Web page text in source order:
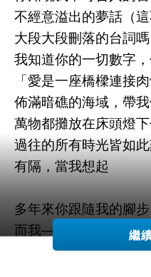
不經意溢出的夢話（
大段大段刪落的台詞嗎
我知道你的一切數字
「愛是一座橋樑連接
佈滿暗礁的海域，帶
萬物都攤放在床頭燈
過往的所有時光皆如
有隔，當我想起
多年來你跟隨我的腳步
而我──你知道我在那
反覆練習取悅眾人的
繼